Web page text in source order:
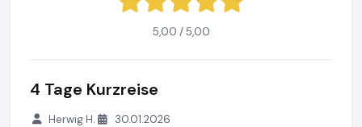
5,00 / 5,00
4 Tage Kurzreise
Herwig H. 30.01.2026